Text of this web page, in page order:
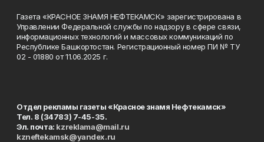
Газета «КРАСНОЕ ЗНАМЯ НЕФТЕКАМСК» зарегистрирована в
Управлении Федеральной службы по надзору в сфере связи,
информационных технологий и массовых коммуникаций по
Республике Башкортостан. Регистрационный номер ПИ № ТУ
02 - 01880 от 11.06.2025 г.
Отдел рекламы газеты «Красное знамя Нефтекамск»
Тел. 8 (34783) 7-45-35.
Эл. почта: kzreklama@mail.ru
kzneftekamsk@yandex.ru